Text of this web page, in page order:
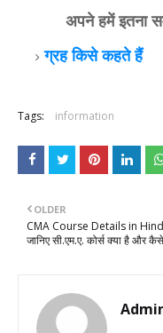
अपने हमें इतना
ग्रह किसे कहते हैं
Tags: information
OLDER
CMA Course Details in
जानिए सी.एम.ए. कोर्स क्या है और